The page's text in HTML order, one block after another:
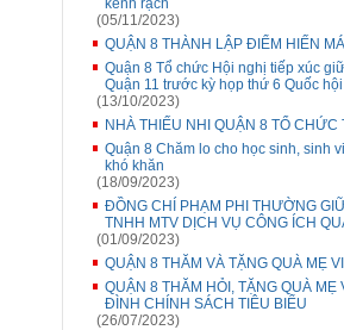
kênh rạch
(05/11/2023)
QUẬN 8 THÀNH LẬP ĐIỂM HIẾN
Quận 8 Tổ chức Hội nghị tiếp xúc
Quận 11 trước kỳ họp thứ 6 Quốc
(13/10/2023)
NHÀ THIẾU NHI QUẬN 8 TỔ
Quận 8 Chăm lo cho học sinh, sinh
khó khăn
(18/09/2023)
ĐỒNG CHÍ PHẠM PHI THƯỜNG
TNHH MTV DỊCH VỤ CÔNG ÍCH
(01/09/2023)
QUẬN 8 THĂM VÀ TẶNG QUÀ MẸ
QUẬN 8 THĂM HỎI, TẶNG QUÀ
ĐÌNH CHÍNH SÁCH TIÊU BIỂU
(26/07/2023)